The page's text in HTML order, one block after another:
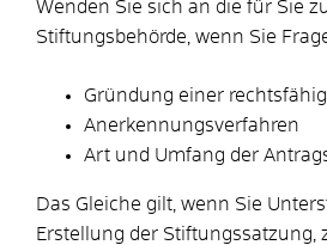
Wenden Sie sich an die für Sie
Stiftungsbehörde, wenn Sie
Gründung einer
Anerkennungsverfahren
Art und Umfang der
Das Gleiche gilt, wenn Sie
Erstellung der Stiftungssatzung,